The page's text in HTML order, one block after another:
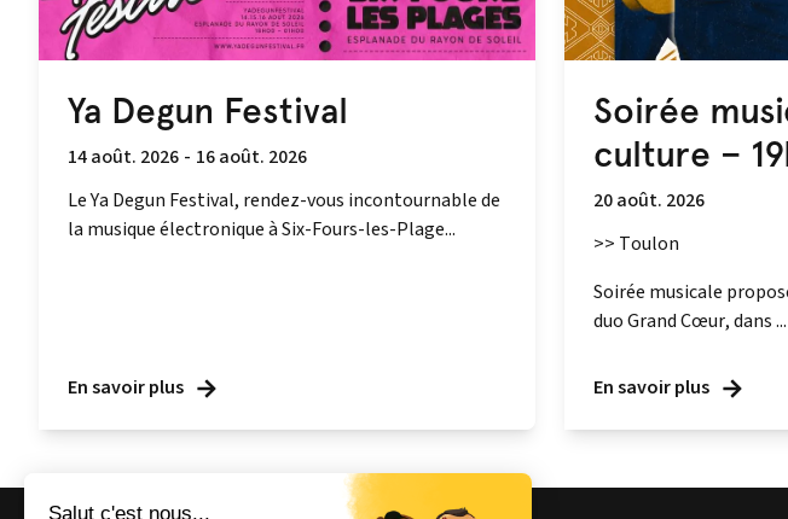
Ya Degun Festival
14 août. 2026 - 16 août. 2026
Le Ya Degun Festival, rendez-vous incontournable de
la musique électronique à Six-Fours-les-Plage...
En savoir plus
Soirée
culture –
20 août. 2026
>> Toulon
Soirée musicale
duo Grand Cœur, dans ...
En savoir plus